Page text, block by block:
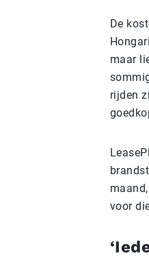
De
maar
rijden
voor